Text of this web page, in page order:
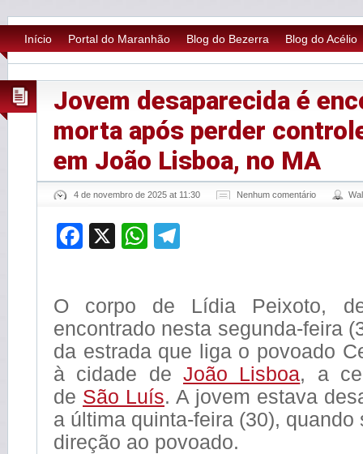
Início Portal do Maranhão Blog do Bezerra Blog do Acélio
Jovem desaparecida é
morta após perder
em João Lisboa, no MA
4 de novembro de 2025 at 11:30 Nenhum comentário
Facebook
X WhatsApp
O corpo de Lídia Peixoto,
encontrado nesta segunda-feira
da estrada que liga o povoado
à cidade de João Lisboa, a
de São Luís. A jovem estava
a última quinta-feira (30), quando
direção ao povoado.